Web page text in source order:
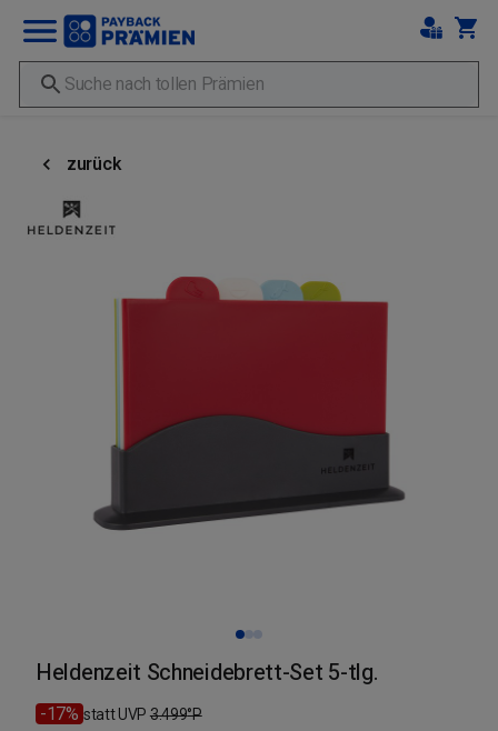
zurück
Heldenzeit Schneidebrett-Set 5-tlg.
-17% statt UVP 3.499°P